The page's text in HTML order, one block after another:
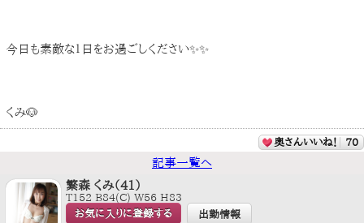
今日も素敵な１日をお過ごしください✨✨
くみ🐶
奥さんいいね！ 70
記事一覧へ
繁森 くみ（41）
T152 B84(C) W56 H83
お気に入りに登録する 出勤情報